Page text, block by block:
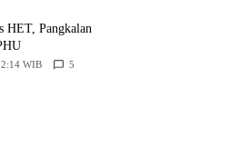
HET, Pangkalan
WIB 5